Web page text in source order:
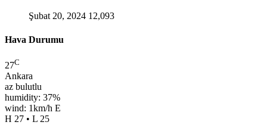
Şubat 20, 2024 12,093
Hava Durumu
27C
Ankara
az bulutlu
humidity: 37%
wind: 1km/h E
H 27 • L 25